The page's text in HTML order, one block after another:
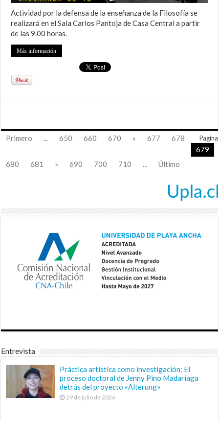
Actividad por la defensa de la enseñanza de la Filosofía se
realizará en el Sala Carlos Pantoja de Casa Central a partir
de las 9.00 horas.
Más información
Pagina
Primero ... 650 660 670 « 677
678
679
680
681 » 690 700 710 ... Último
Entrevista
Práctica artística como investigación: El
proceso doctoral de Jenny Pino Madariaga
detrás del proyecto «Alterung»
29 de julio de 2026